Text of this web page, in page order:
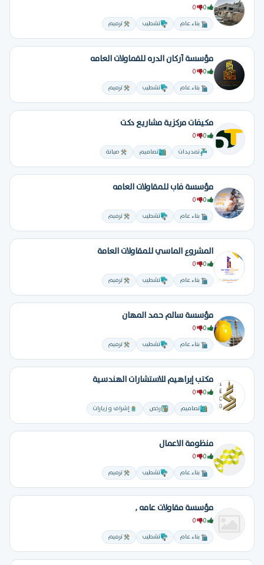
بناء عام تشطيب ترميم
مؤسسة أركان الدره للقماولات العامه
بناء عام تشطيب ترميم
مكيفات مركزية مشاريع دكت
تمديدات تصاميم صيانة
مؤسسة فاب للمقاولات العامه
بناء عام تشطيب ترميم
المشروع الماسي للمقاولات العامة
بناء عام تشطيب ترميم
مؤسسة سالم حمد المهان
بناء عام تشطيب ترميم
مكتب إبراهيم للاستشارات الهندسية
تصاميم رخص إشراف و زيارات
منظومة الاعمال
بناء عام تشطيب ترميم
مؤسسة مقاولات عامه ,
بناء عام تشطيب ترميم